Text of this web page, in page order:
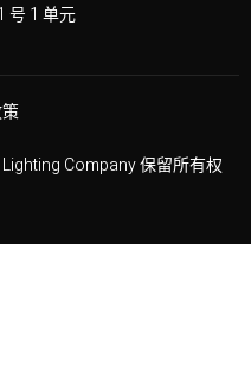
号 1 单元
Company 保留所有权